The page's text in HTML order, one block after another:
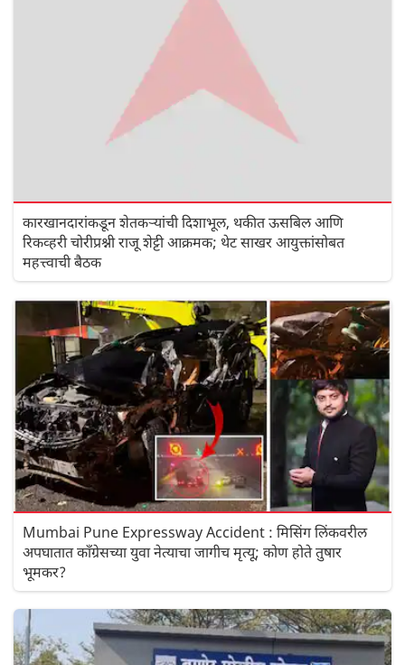
कारखानदारांकडून शेतकऱ्यांची दिशाभूल, थकीत ऊसबिल आणि
रिकव्हरी चोरीप्रश्नी राजू शेट्टी आक्रमक; थेट साखर आयुक्तांसोबत
महत्त्वाची बैठक
Mumbai Pune Expressway Accident : मिसिंग लिंकवरील
अपघातात काँग्रेसच्या युवा नेत्याचा जागीच मृत्यू; कोण होते तुषार
भूमकर?